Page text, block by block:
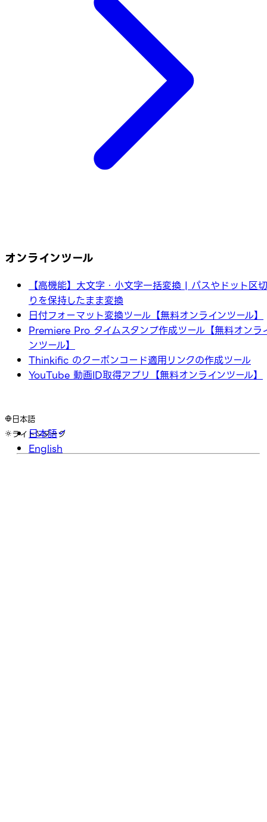
オンラインツール
【高機能】大文字・小文字一括変換 | パスやドット区切
りを保持したまま変換
日付フォーマット変換ツール【無料オンラインツール】
Premiere Pro タイムスタンプ作成ツール【無料オンラ
ンツール】
Thinkific のクーポンコード適用リンクの作成ツール
YouTube 動画ID取得アプリ【無料オンラインツール】
日本語
日本語
English
ライト ダーク